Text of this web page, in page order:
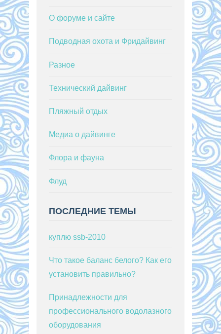
О форуме и сайте
Подводная охота и Фридайвинг
Разное
Технический дайвинг
Пляжный отдых
Медиа о дайвинге
Флора и фауна
Флуд
ПОСЛЕДНИЕ ТЕМЫ
куплю ssb-2010
Что такое баланс белого? Как его
установить правильно?
Принадлежности для
профессионального водолазного
оборудования